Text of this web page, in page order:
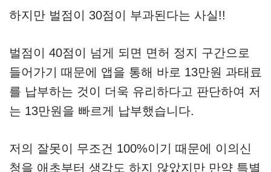
하지만 벌점이 30점이 부과된다는 사실!!
벌점이 40점이 넘게 되면 면허 정지 구간으로
들어가기 때문에 앱을 통해 바로 13만원 과태료
를 납부하는 것이 더욱 유리하다고 판단하여 저
는 13만원을 빠르게 납부했습니다.
저의 잘못이 무조건 100%이기 때문에 이의신
청을 애초부터 생각도 하지 않았지만 만약 특별